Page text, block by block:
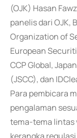
(OJK) Hasan
panelis dari OJK,
Organization of
European
CCP Global,
(JSCC), dan
Para pembicara
pengalaman
tema-tema lintas